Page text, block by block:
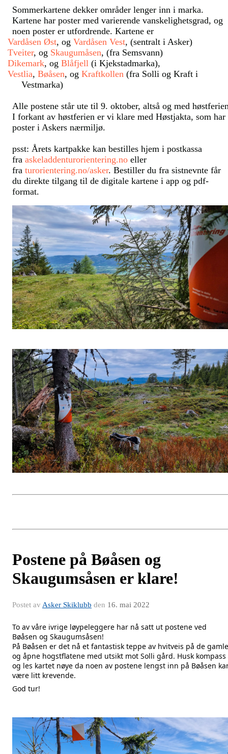
Sommerkartene dekker områder lenger inn i marka.
Kartene har poster med varierende vanskelighetsgrad, og
noen poster er utfordrende. Kartene er
Vardåsen Øst, og Vardåsen Vest, (sentralt i Asker)
Tveiter, og Skaugumåsen, (fra Semsvann)
Dikemark, og Blåfjell (i Kjekstadmarka),
Vestlia, Bøåsen, og Kraftkollen (fra Solli og Kraft i
Vestmarka)
Alle postene står ute til 9. oktober, altså og med
I forkant av høstferien er vi klare med Høstjakta, som har
poster i Askers nærmiljø.
psst: Årets kartpakke kan bestilles hjem i postkassa
fra askeladdenturorientering.no eller
fra turorientering.no/asker. Bestiller du fra sistnevnte får
du direkte tilgang til de digitale kartene i app og pdf-
format.
Postene på Bøåsen og
Skaugumsåsen er klare!
Postet av Asker Skiklubb den 16. mai 2022
To av våre ivrige løypeleggere har nå satt ut postene ved
Bøåsen og Skaugumsåsen!
På Bøåsen er det nå et fantastisk teppe av hvitveis på de gamle
og åpne hogstflatene med utsikt mot Solli gård. Husk kompass
og les kartet nøye da noen av postene lengst inn på Bøåsen
være litt krevende.
God tur!